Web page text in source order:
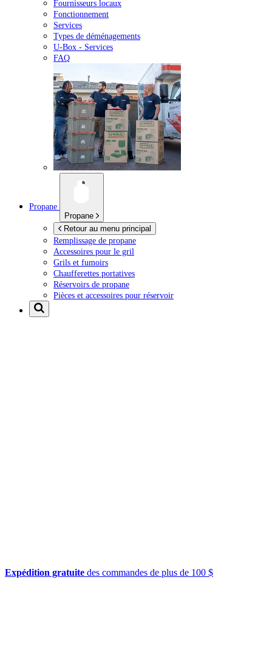
Fournisseurs locaux
Fonctionnement
Services
Types de déménagements
U-Box - Services
FAQ
Propane
Propane
Retour au menu principal
Remplissage de propane
Accessoires pour le gril
Grils et fumoirs
Chaufferettes portatives
Réservoirs de propane
Pièces et accessoires pour réservoir
Expédition gratuite des commandes de plus de 100 $